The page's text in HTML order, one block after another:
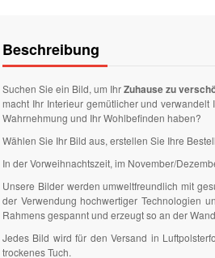
Beschreibung
Suchen Sie ein Bild, um IhrZuhause zu
macht Ihr Interieur gemütlicher und
Wahrnehmung und Ihr Wohlbefinden haben?
Wählen Sie Ihr Bild aus, erstellen Sie Ihre
In der Vorweihnachtszeit, im November/
Unsere Bilder werden umweltfreundlich mit
der Verwendung hochwertiger Technologien
Rahmens gespannt und erzeugt so an der
Jedes Bild wird für den Versand in
trockenes Tuch.